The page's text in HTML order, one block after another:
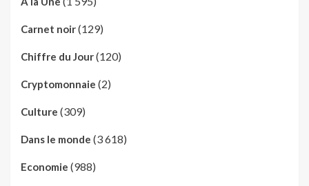
Carnet noir(129)
Chiffre du Jour(120)
Cryptomonnaie (2)
Culture (309)
Dans le monde (3 618)
Economie (988)